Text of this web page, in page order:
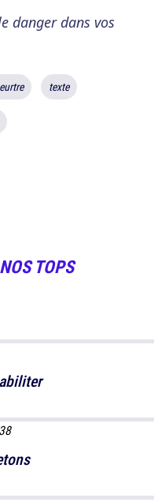
danger dans vos
texte
NOS TOPS